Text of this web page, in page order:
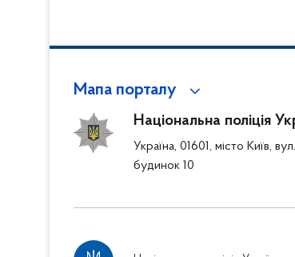
Мапа порталу
Національна поліція
Україна, 01601, місто Київ,
будинок 10